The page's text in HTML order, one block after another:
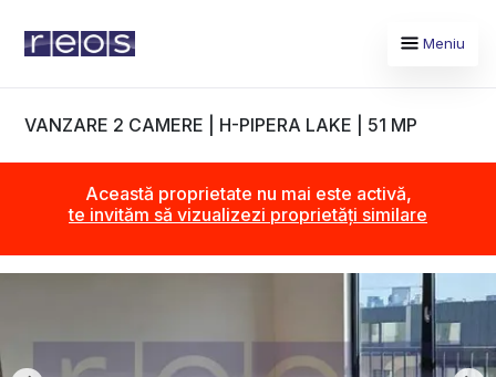
Meniu
VANZARE 2 CAMERE | H-PIPERA LAKE | 51 MP
Această proprietate nu mai este activă,
te invităm să vizualizezi proprietăți similare